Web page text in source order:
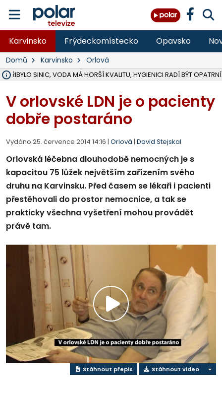
Karvinsko Frýdeckomístecko Opavsko
Domů Karvinsko Orlová
PŘIBYLO SINIC, VODA MÁ HORŠÍ KVALITU, HYGIENICI RADÍ BÝT OPATRNÍ
V orlovské LDN je o pacienty
dobře postaráno
Vydáno 25. července 2014 14:16 | Orlová | David Stejskal
Orlovská léčebna dlouhodobě nemocných je s
kapacitou 75 lůžek největším zařízením svého
druhu na Karvinsku. Před časem se lékaři i pacienti
přestěhovali do prostor nemocnice, a tak se
prakticky všechna vyšetření mohou provádět
právě tam.
Přehrát
video
Stáhnout přepis Stáhnout video